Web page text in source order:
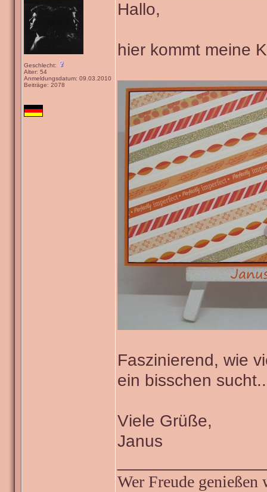
Geschlecht:
Alter: 54
Anmeldungsdatum: 09.03.2010
Beiträge: 2078
Hallo,
hier kommt meine
Faszinierend, wie
ein bisschen
Viele Grüße,
Janus
Wer Freude